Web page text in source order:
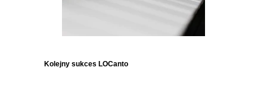
Kolejny sukces LOCanto